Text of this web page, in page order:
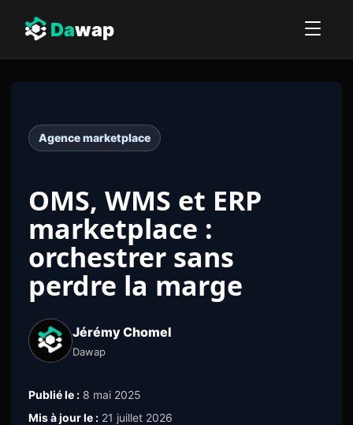
Dawap
Agence marketplace
OMS, WMS et ERP
marketplace :
orchestrer sans
perdre la marge
Jérémy Chomel
Dawap
Publié le : 8 mai 2025
Mis à jour le : 21 juillet 2026